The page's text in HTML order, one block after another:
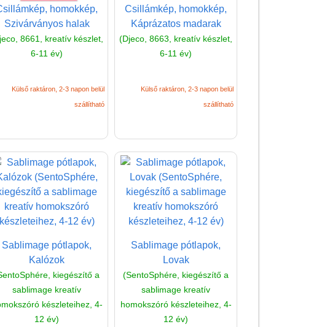
homokkép,
Szivárványos halak
8661, kreatív készlet,
6-11 év)
Külső raktáron, 2-3 napon belül
szállítható
Csillámkép, homokkép,
Káprázatos madarak
(Djeco, 8663, kreatív készlet,
6-11 év)
Külső raktáron, 2-3 napon belül
szállítható
Sablimage pótlapok,
Kalózok
kiegészítő a
sablimage kreatív
készleteihez, 4-
12 év)
Sablimage pótlapok,
Lovak
(SentoSphére, kiegészítő a
sablimage kreatív
homokszóró készleteihez, 4-
12 év)
Tanulást segítő játék
Társasjáték
Úti játékok, Utazó játékok
Ügyességi játékok